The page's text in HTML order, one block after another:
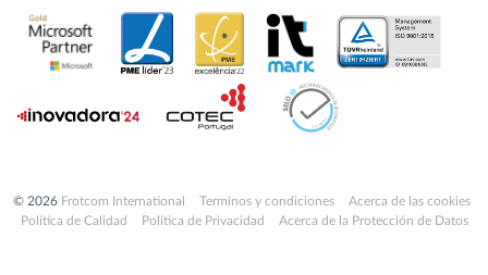
© 2026 Frotcom International Terminos y condiciones
Acerca de las cookies
Política de Calidad
Política de Privacidad Acerca de la Protección de Datos